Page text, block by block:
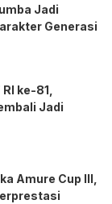
Jadi
Generasi
ke-81,
Jadi
Amure Cup III,